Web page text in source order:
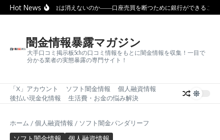
コンテンツへスキップ
Hot Newsなぜ闇金は消えないのか――口座売買を断つために銀行ができること
闇金情報暴露マガジン
大手口コミ掲示板5chの口コミ情報をもとに闇金情報を収集！一目で
分かる業者の実態暴露の専門サイト！
「X」アカウント ソフト闇金情報
個人融資情報
後払い現金化情報
生活費・お金の悩み解決
ホーム /個人融資情報 / ソフト闇金パンダリーフ
ソフト闇金情報 個人融資情報